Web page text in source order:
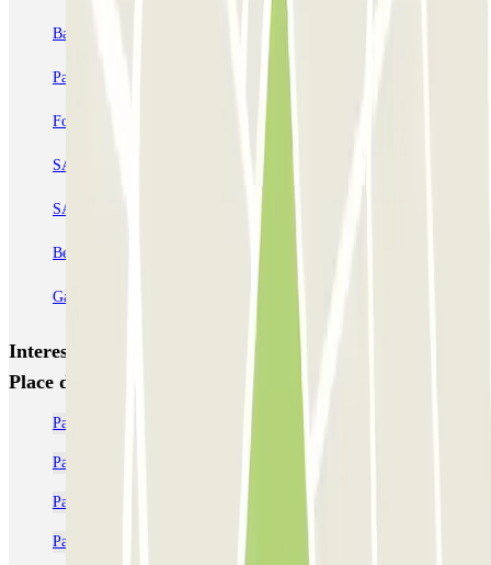
Bastille - Saint-Antoine
Parkélis Lefebvre Gare Maine Montparnasse
Forum des Halles-Rambuteau
SAEMES Méditerranée Gare de Lyon
SAEMES Goutte d'Or - Gare du Nord
Bercy - Arena - Gare de Lyon
Garage d'Abbeville - Gare du Nord
Interessante plaatsen en evenementen dichtbij Rédélé
Place de Clichy
Parkeer in de buurt van het Hôpital Bichat Claude-Bernard
Parkeer dichtbij Hotel Ibis Paris Montmartre 18ème
Parkeer dichtbij Citadines Montmartre Paris
Parkeer in de buurt van de Montmartre